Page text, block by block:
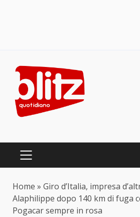
content
PRIMARY
Home » Giro d’Italia, impresa
Alaphilippe dopo 140 km di fuga
Pogacar sempre in rosa